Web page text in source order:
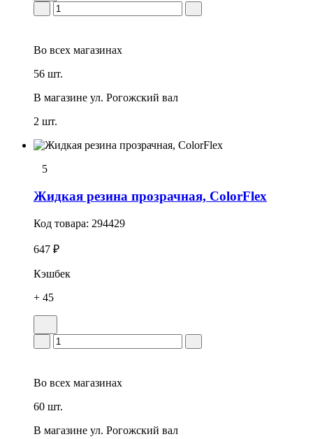
Во всех магазинах
56 шт.
В магазине ул. Рогожский вал
2 шт.
5
Жидкая резина прозрачная, ColorFlex
Код товара: 294429
647 ₽
Кэшбек
+ 45
Во всех магазинах
60 шт.
В магазине ул. Рогожский вал